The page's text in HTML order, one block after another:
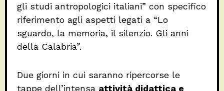
gli studi antropologici italiani” con specifico
riferimento agli aspetti legati a “Lo
sguardo, la memoria, il silenzio. Gli anni
della Calabria”.
Due giorni in cui saranno ripercorse le
tappe dell’intensa attività didattica e